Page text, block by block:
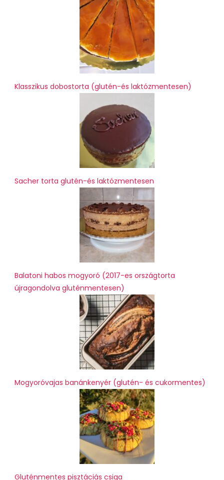
Klasszikus dobostorta (glutén-és laktózmentesen)
Sacher torta glutén-és laktózmentesen
Balatoni habos mogyoró (2017-es országtorta
újragondolva gluténmentesen)
Mogyoróvajas banánkenyér (glutén- és cukormentes)
Gluténmentes pisztáciás csiga